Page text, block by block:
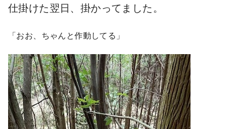
仕掛けた翌日、掛かってました。
「おお、ちゃんと作動してる」